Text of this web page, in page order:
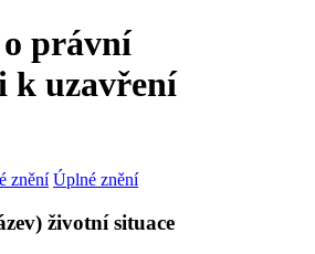
o právní
k uzavření
znění Úplné znění
životní situace